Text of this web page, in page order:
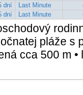
dní Last Minute
dní Last Minute
pláže s
cca 500 m